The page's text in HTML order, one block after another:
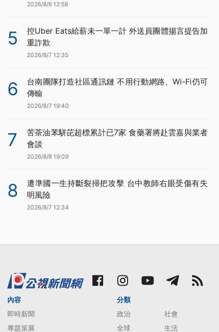
2026/8/6 12:58
5
控Uber Eats給薪未一單一計 外送員團體揚言提告加
重詐欺
2026/8/7 12:35
6
台南團隊打造社區通訊鏈 不用行動網路、Wi-Fi仍可
傳輸
2026/8/7 19:40
7
苦茶油苯駢芘超標累計已7家 食藥署將赴雲嘉與業者
會談
2026/8/8 19:09
8
遭準國一生持斷裂掃把攻擊 台中教師右眼受傷有失
明風險
2026/8/7 12:34
內容
即時新聞
專題策展
分類
政治
社會
全球
生活